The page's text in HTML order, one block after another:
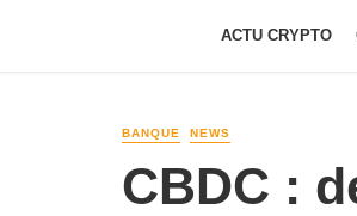
ACTU CRYPTO
BANQUE NEWS
CBDC :